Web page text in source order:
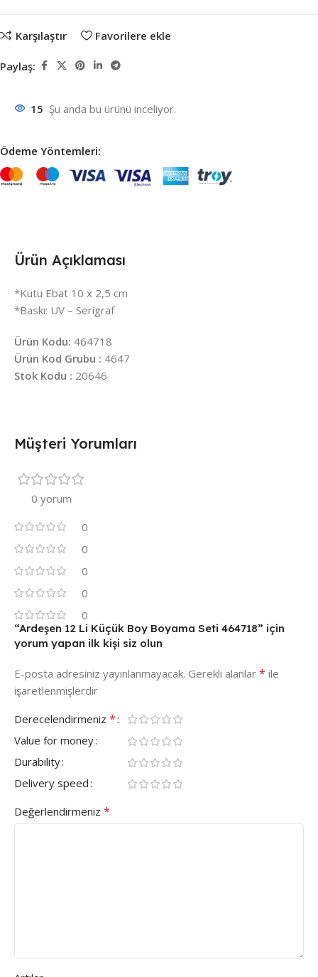
Karşılaştır Favorilere ekle
Paylaş:
15 Şu anda bu ürünü inceliyor.
Ödeme Yöntemleri:
Ürün Açıklaması
*Kutu Ebat 10 x 2,5 cm
*Baskı: UV – Serigraf
Ürün Kodu: 464718
Ürün Kod Grubu : 4647
Stok Kodu : 20646
Müşteri Yorumları
0 yorum
0
0
0
0
0
“Ardeşen 12 Li Küçük Boy Boyama Seti 464718” için
yorum yapan ilk kişi siz olun
E-posta adresiniz yayınlanmayacak. Gerekli alanlar * ile
işaretlenmişlerdir
Derecelendirmeniz *
Value for money
Durability
Delivery speed
Değerlendirmeniz *